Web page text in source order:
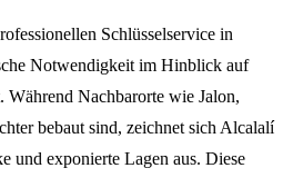
Schlüsselservice in
Notwendigkeit im Hinblick auf
Nachbarorte wie Jalon,
bebaut sind, zeichnet sich Alcalalí
und exponierte Lagen aus. Diese